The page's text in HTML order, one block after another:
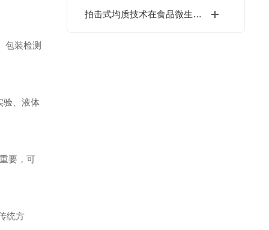
拍击式均质技术在食品微生物检测中的优势解析
包装检测
验、液体
要，可
统方